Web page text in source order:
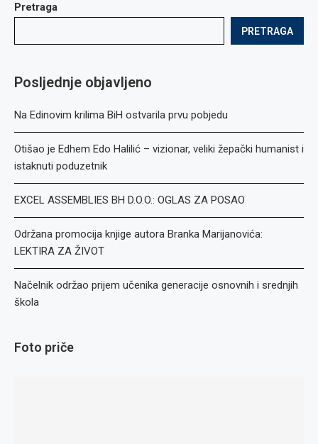
Pretraga
PRETRAGA
Posljednje objavljeno
Na Edinovim krilima BiH ostvarila prvu pobjedu
Otišao je Edhem Edo Halilić – vizionar, veliki žepački humanist i
istaknuti poduzetnik
EXCEL ASSEMBLIES BH D.O.O.: OGLAS ZA POSAO
Održana promocija knjige autora Branka Marijanovića:
LEKTIRA ZA ŽIVOT
Načelnik održao prijem učenika generacije osnovnih i srednjih
škola
Foto priče